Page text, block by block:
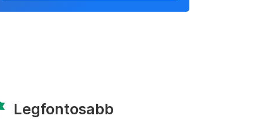
Legfontosabb